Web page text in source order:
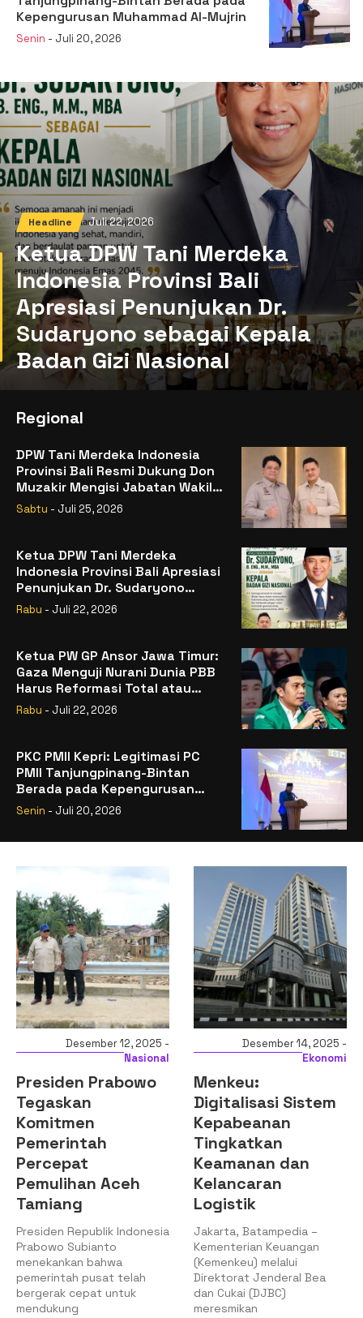
Kepengurusan Muhammad Al-Mujrin
Senin - Juli 20, 2026
Headline Juli 22, 2026
Ketua DPW Tani Merdeka
Indonesia Provinsi Bali
Apresiasi Penunjukan Dr.
Sudaryono sebagai Kepala
Badan Gizi Nasional
Regional
DPW Tani Merdeka Indonesia
Provinsi Bali Resmi Dukung Don
Muzakir Mengisi Jabatan Wakil
Menteri Pertanian RI
Sabtu - Juli 25, 2026
Ketua DPW Tani Merdeka
Indonesia Provinsi Bali Apresiasi
Penunjukan Dr. Sudaryono
sebagai Kepala Badan Gizi
Rabu - Juli 22, 2026
Ketua PW GP Ansor Jawa Timur:
Gaza Menguji Nurani Dunia PBB
Harus Reformasi Total atau
Kehilangan Legitimasi
Rabu - Juli 22, 2026
PKC PMII Kepri: Legitimasi PC
PMII Tanjungpinang-Bintan
Berada pada Kepengurusan
Muhammad Al-Mujrin
Senin - Juli 20, 2026
Desember 12, 2025 -
Nasional
Presiden Prabowo
Tegaskan
Komitmen
Pemerintah
Percepat
Pemulihan Aceh
Tamiang
Presiden Republik Indonesia
Prabowo Subianto
menekankan bahwa
pemerintah pusat telah
bergerak cepat untuk
mendukung
Desember 14, 2025 -
Ekonomi
Menkeu:
Digitalisasi Sistem
Kepabeanan
Tingkatkan
Keamanan dan
Kelancaran
Logistik
Jakarta, Batampedia –
Kementerian Keuangan
(Kemenkeu) melalui
Direktorat Jenderal Bea
dan Cukai (DJBC)
meresmikan